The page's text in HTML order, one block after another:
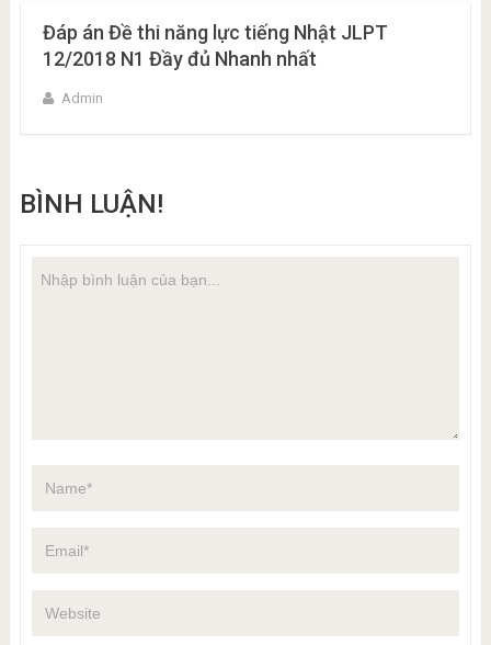
Đáp án Đề thi năng lực tiếng Nhật JLPT
12/2018 N1 Đầy đủ Nhanh nhất
Admin
BÌNH LUẬN!